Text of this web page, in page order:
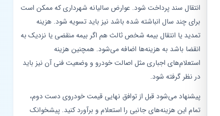
انتقال سند پرداخت شود. عوارض سالیانه شهرداری که ممکن است
برای چند سال انباشته شده باشد نیز باید تسویه شود. هزینه
تمدید یا انتقال بیمه شخص ثالث هم اگر بیمه منقضی یا نزدیک به
انقضا باشد به هزینه‌ها اضافه می‌شود. همچنین هزینه
استعلام‌های اجباری مثل اصالت خودرو و وضعیت فنی آن نیز باید
در نظر گرفته شود.
پیشنهاد می‌شود قبل از توافق نهایی قیمت خودروی دست دوم،
تمام این هزینه‌های جانبی را استعلام و برآورد کنید. پیشخوانک